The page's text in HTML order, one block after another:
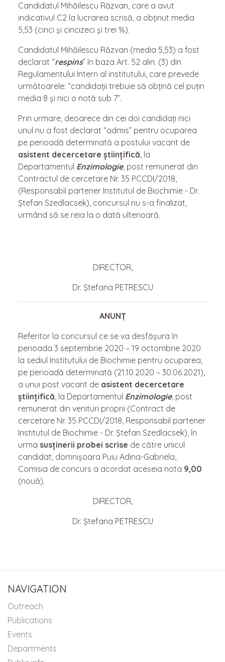
Candidatul Mihăilescu Răzvan, care a avut
indicativul C2 la lucrarea scrisă, a obținut media
5,53 (cinci și cincizeci și trei %).
Candidatul Mihăilescu Răzvan (media 5,53) a fost
declarat “respins” în baza Art. 52 alin. (3) din
Regulamentului Intern al institutului, care prevede
următoarele: “candidații trebuie să obțină cel puțin
media 8 și nici o notă sub 7”.
Prin urmare, deoarece din cei doi candidați nici
unul nu a fost declarat “admis” pentru ocuparea
pe perioadă determinată a postului vacant de
asistent decercetare științifică, la
Departamentul Enzimologie, post remunerat din
Contractul de cercetare Nr. 35 PCCDI/2018,
(Responsabil partener Institutul de Biochimie - Dr.
Ștefan Szedlacsek), concursul nu s-a finalizat,
urmând să se reia la o dată ulterioară.
DIRECTOR,
Dr. Ștefana PETRESCU
ANUNȚ
Referitor la concursul ce se va desfășura în
perioada 3 septembrie 2020 – 19 octombrie 2020
la sediul Institutului de Biochimie pentru ocuparea,
pe perioadă determinată (21.10.2020 – 30.06.2021),
a unui post vacant de asistent decercetare
științifică, la Departamentul Enzimologie, post
remunerat din venituri proprii (Contract de
cercetare Nr. 35 PCCDI/2018, Responsabil partener
Institutul de Biochimie - Dr. Ștefan Szedlacsek), în
urma susținerii probei scrise de către unicul
candidat, domnișoara Puiu Adina-Gabriela,
Comisia de concurs a acordat aceseia nota 9,00
(nouă).
DIRECTOR,
Dr. Ștefana PETRESCU
NAVIGATION
Outreach
Publications
Events
Departments